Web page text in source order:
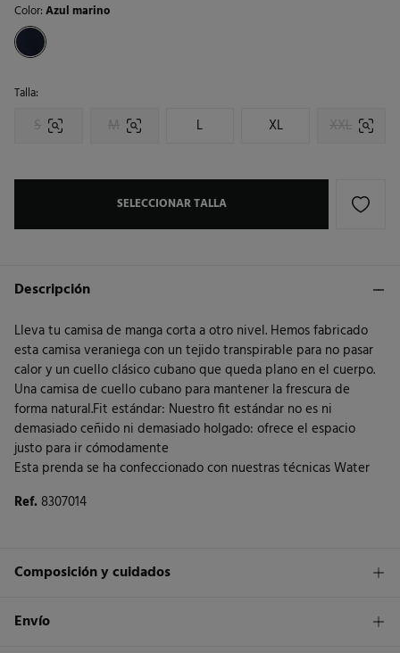
Color:Azul marino
Talla:
S M L XL XXL
SELECCIONAR TALLA
Descripción
Lleva tu camisa de manga corta a otro nivel. Hemos fabricado
esta camisa veraniega con un tejido transpirable para no pasar
calor y un cuello clásico cubano que queda plano en el cuerpo.
Una camisa de cuello cubano para mantener la frescura de
forma natural.Fit estándar: Nuestro fit estándar no es ni
demasiado ceñido ni demasiado holgado: ofrece el espacio
justo para ir cómodamente
Esta prenda se ha confeccionado con nuestras técnicas Water
Ref. 8307014
Composición y cuidados
Composición
Envío